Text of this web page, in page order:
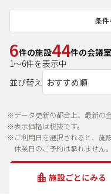
条件
6件の施設44件の会議室
1～6件を表示中
並び替え
※データ更新の都合上、最新の
※表示価格は税抜です。
※ご利用日を選択されると、施
休業日のご予約は承れません
施設ごとにみる